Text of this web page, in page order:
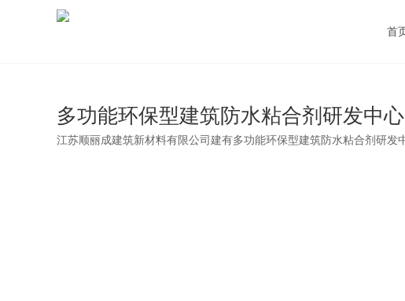
首
多功能环保型建筑防水粘合剂研发中心
江苏顺丽成建筑新材料有限公司建有多功能环保型建筑防水粘合剂研发